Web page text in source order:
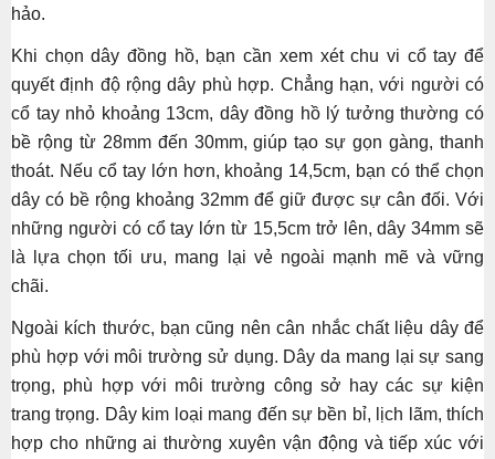
hảo.
Khi chọn dây đồng hồ, bạn cần xem xét chu vi cổ tay để
quyết định độ rộng dây phù hợp. Chẳng hạn, với người có
cổ tay nhỏ khoảng 13cm, dây đồng hồ lý tưởng thường có
bề rộng từ 28mm đến 30mm, giúp tạo sự gọn gàng, thanh
thoát. Nếu cổ tay lớn hơn, khoảng 14,5cm, bạn có thể chọn
dây có bề rộng khoảng 32mm để giữ được sự cân đối. Với
những người có cổ tay lớn từ 15,5cm trở lên, dây 34mm sẽ
là lựa chọn tối ưu, mang lại vẻ ngoài mạnh mẽ và vững
chãi.
Ngoài kích thước, bạn cũng nên cân nhắc chất liệu dây để
phù hợp với môi trường sử dụng. Dây da mang lại sự sang
trọng, phù hợp với môi trường công sở hay các sự kiện
trang trọng. Dây kim loại mang đến sự bền bỉ, lịch lãm, thích
hợp cho những ai thường xuyên vận động và tiếp xúc với